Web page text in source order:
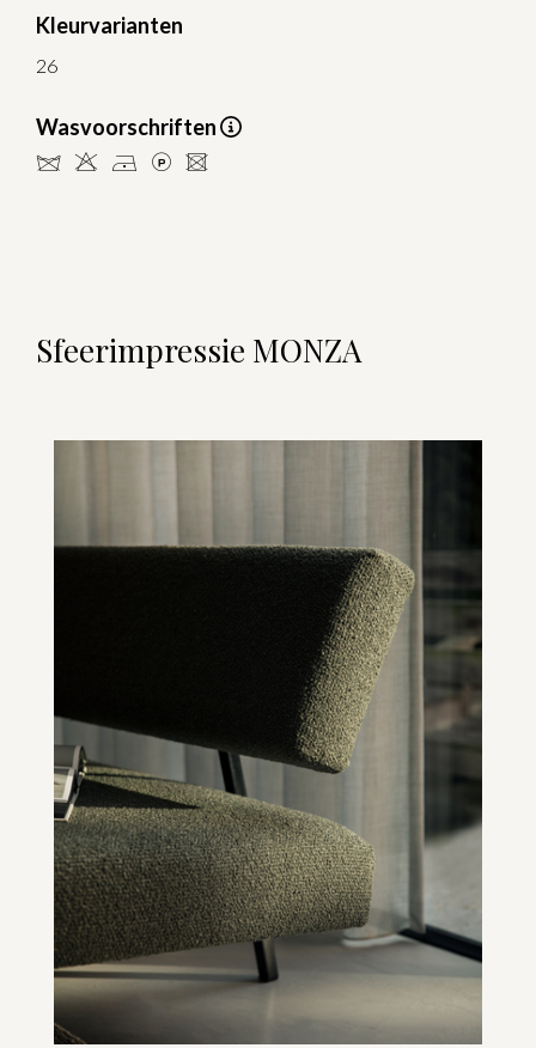
Kleurvarianten
26
Wasvoorschriften
dHDLU
Sfeerimpressie MONZA